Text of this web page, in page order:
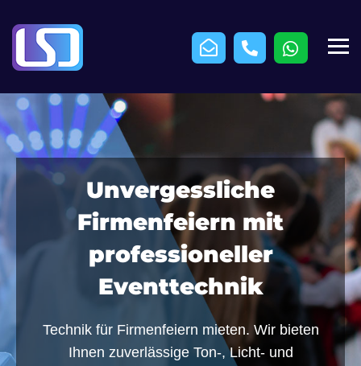
Unvergessliche
Firmenfeiern mit
professioneller
Eventtechnik
Technik für Firmenfeiern mieten. Wir bieten
Ihnen zuverlässige Ton-, Licht- und